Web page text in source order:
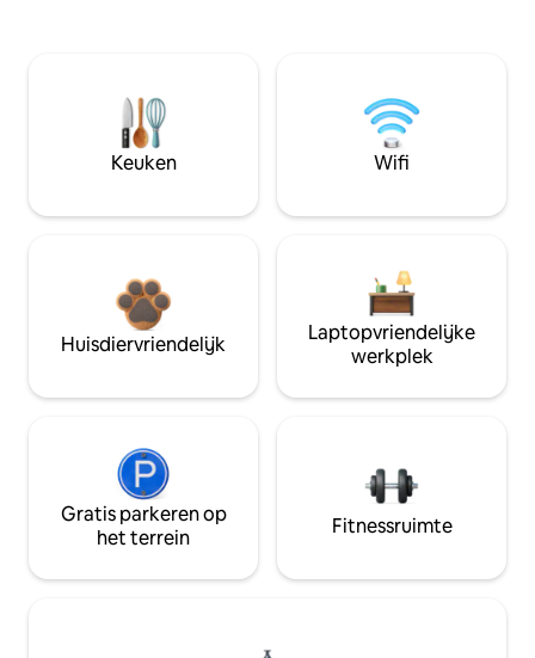
Keuken Wifi
Huisdiervriendelijk
Laptopvriendelijke
werkplek
Gratis parkeren op
het terrein
Fitnessruimte